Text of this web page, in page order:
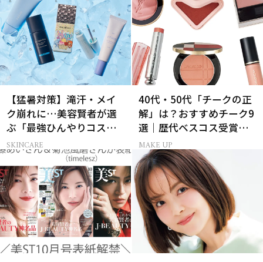
【猛暑対策】滝汗・メイ
ク崩れに…美容賢者が選
ぶ「最強ひんやりコス
メ」26選
SKINCARE
40代・50代「チークの正
解」は？おすすめチーク9
選｜歴代ベスコス受賞ま
とめ＆正しい使い方
MAKE UP